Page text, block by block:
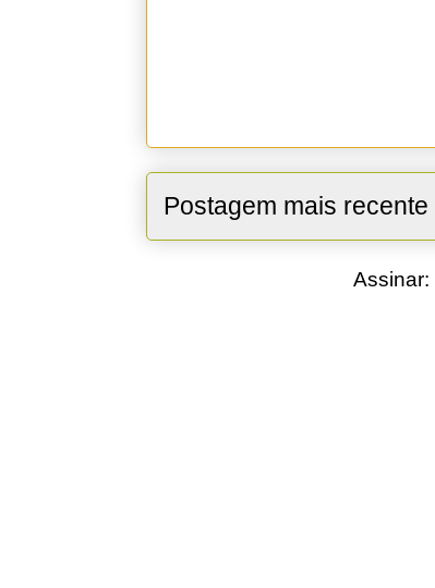
Postagem mais recente
Assinar: